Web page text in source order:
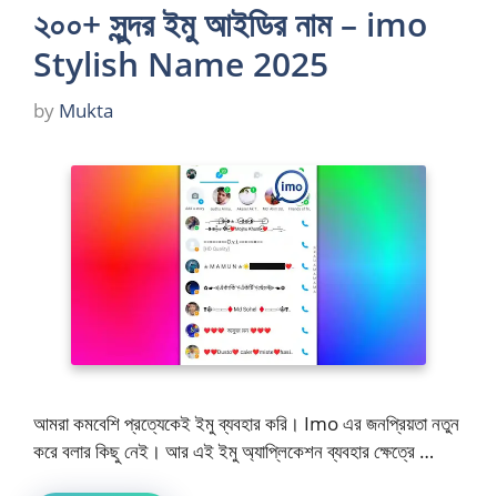
২০০+ সুন্দর ইমু আইডির নাম – imo
Stylish Name 2025
by Mukta
আমরা কমবেশি প্রত্যেকেই ইমু ব্যবহার করি। Imo এর জনপ্রিয়তা নতুন
করে বলার কিছু নেই। আর এই ইমু অ্যাপ্লিকেশন ব্যবহার ক্ষেত্রে …